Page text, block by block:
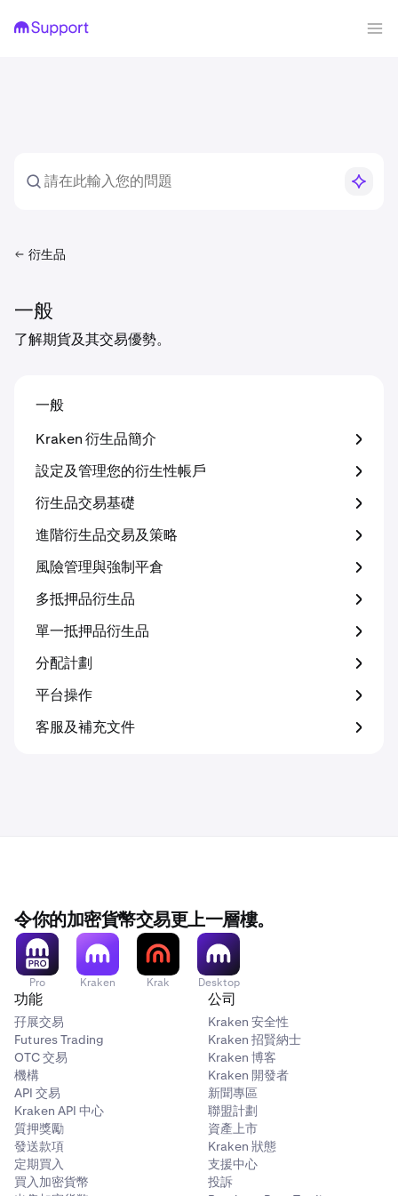
衍生品
一般
了解期貨及其交易優勢。
一般
Kraken 衍生品簡介
設定及管理您的衍生性帳戶
衍生品交易基礎
進階衍生品交易及策略
風險管理與強制平倉
多抵押品衍生品
單一抵押品衍生品
分配計劃
平台操作
客服及補充文件
令你的加密貨幣交易更上一層樓。
Pro Kraken Krak Desktop
功能
孖展交易
Futures Trading
OTC 交易
機構
API 交易
Kraken API 中心
質押獎勵
發送款項
定期買入
買入加密貨幣
公司
Kraken 安全性
Kraken 招賢納士
Kraken 博客
Kraken 開發者
新聞專區
聯盟計劃
資產上市
Kraken 狀態
支援中心
投訴